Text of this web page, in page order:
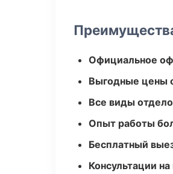
Официальное
Выгодные цены
Все виды
Опыт работы
Бесплатный
Консультации